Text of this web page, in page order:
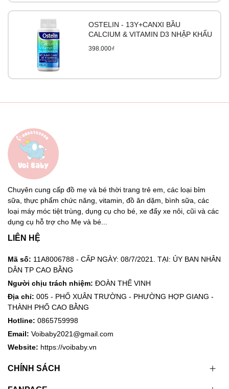
OSTELIN - 13Y+CANXI BẦU
CALCIUM & VITAMIN D3 NHẬP KHẨU
398.000₫
Chuyên cung cấp đồ mẹ và bé thời trang trẻ em, các loại bỉm
sữa, thực phẩm chức năng, vitamin, đồ ăn dặm, bình sữa, các
loại máy móc tiệt trùng, dụng cụ cho bé, xe đẩy xe nôi, cũi và các
dụng cụ hỗ trợ cho Mẹ và bé...
LIÊN HỆ
Mã số: 11A8006788 - CẤP NGÀY: 08/7/2021. TẠI: ỦY BAN NHÂN
DÂN TP CAO BẰNG
Người chịu trách nhiệm: ĐOÀN THẾ VINH
Địa chỉ: 005 - PHỐ XUÂN TRƯỜNG - PHƯỜNG HỢP GIANG -
THÀNH PHỐ CAO BẰNG
Hotline: 0865759998
Email: Voibaby2021@gmail.com
Website: https://voibaby.vn
CHÍNH SÁCH